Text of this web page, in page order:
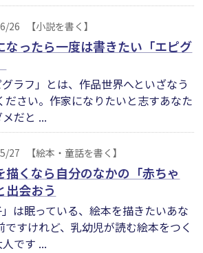
26 【小説を書く】
なったら一度は書きたい「エピグ
グラフ」とは、作品世界へといざなう
ださい。作家になりたいと志すあなた
だと ...
27 【絵本・童話を書く】
描くなら自分のなかの「赤ちゃ
出会おう
」は眠っている、絵本を描きたいあな
ですけれど、乳幼児が読む絵本をつく
です ...